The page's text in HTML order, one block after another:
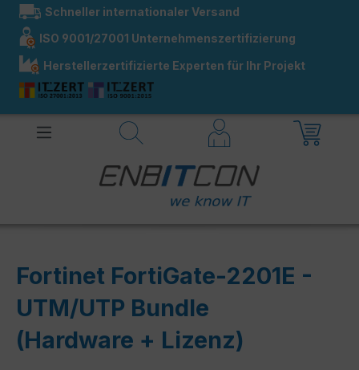
springen
Schneller internationaler Versand
ISO 9001/27001 Unternehmenszertifizierung
Herstellerzertifizierte Experten für Ihr Projekt
Fortinet FortiGate-2201E -
UTM/UTP Bundle
(Hardware + Lizenz)